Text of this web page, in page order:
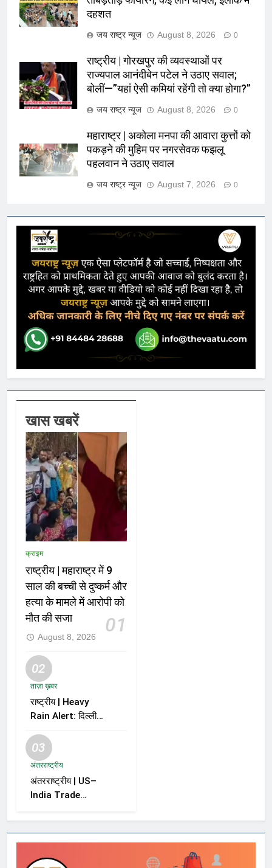
दहशत
जय राष्ट्र न्यूज August 8, 2026 0
राष्ट्रीय | गोरखपुर की व्यवस्थाओं पर
राज्यपाल आनंदीबेन पटेल ने उठाए सवाल;
बोलीं—”यहां ऐसी कमियां रहेंगी तो क्या होगा?”
जय राष्ट्र न्यूज August 8, 2026 0
महाराष्ट्र | अकोला मनपा की आवारा कुत्तों को
पकड़ने की मुहिम पर नगरसेवक फझलू
पहलवान ने उठाए सवाल
जय राष्ट्र न्यूज August 7, 2026 0
खास खबरें
क्राइम
राष्ट्रीय | महाराष्ट्र में 9
साल की बच्ची से दुष्कर्म और
हत्या के मामले में आरोपी को
मौत की सजा
01
August 8, 2026
02
ताज़ा ख़बर
राष्ट्रीय | Heavy
Rain Alert: दिल्ली-
में भारी बारिश का अलर्ट,
Kerala और Odisha
में भी बढ़ी चिंता
03
अंतरराष्ट्रीय
अंतरराष्ट्रीय | US–
India Trade
खरीद पर भारत पर
100% तक टैरिफ का
के कदम से बढ़ा